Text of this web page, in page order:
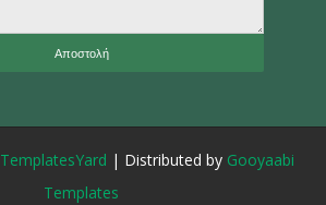
TemplatesYard | Distributed by Gooyaabi
Templates